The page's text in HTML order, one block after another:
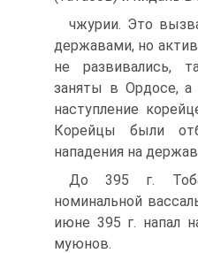
чжурии. Это
державами, но
не развивались,
заняты в Ордосе,
наступление
Корейцы были
нападения на
До 395 г.
номинальной
июне 395 г. напал
муюнов.